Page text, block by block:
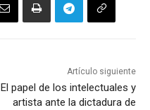
Artículo siguiente
El papel de los intelectuales y
artista ante la dictadura de